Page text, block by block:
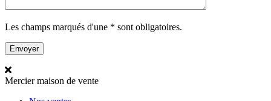
Les champs marqués d'une * sont obligatoires.
Merciermaison de vente